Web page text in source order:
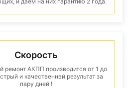
Скорость
ремонт АКПП производится от 1 до
и качественнвй результат за
пару дней !